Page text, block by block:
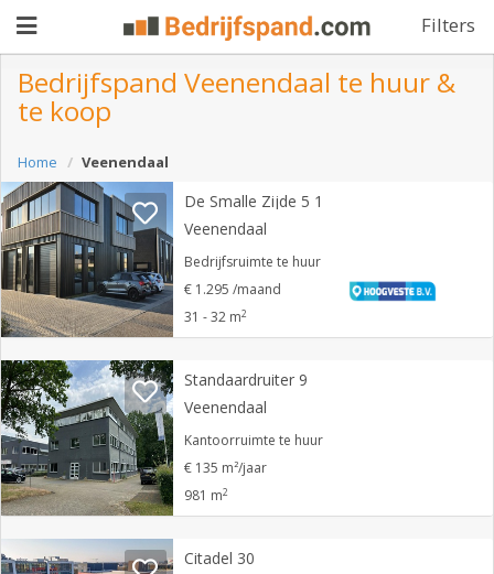
Filters
aanbieden
Pand
zoeken
Waarom
adverteren
Premium
adverteren
Registreren
Login
Bedrijfspand Veenendaal te huur &
te koop
Home Veenendaal
De Smalle Zijde 5 1
Veenendaal
Bedrijfsruimte te huur
€ 1.295 /maand
31 - 32 m2
Standaardruiter 9
Veenendaal
Kantoorruimte te huur
€ 135 m²/jaar
981 m2
Citadel 30